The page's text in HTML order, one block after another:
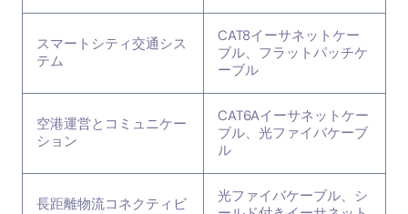
スマートシティ交通シス
テム
CAT8イーサネットケー
ブル、フラットパッチケ
ーブル
空港運営とコミュニケー
ション
CAT6Aイーサネットケー
ブル、光ファイバケーブ
ル
長距離物流コネクティビ
光ファイバケーブル、シ